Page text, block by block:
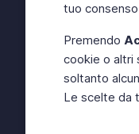
tuo
Premendo
cookie o altri
soltanto
Le scelte da